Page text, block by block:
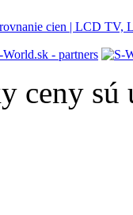
ceny sú